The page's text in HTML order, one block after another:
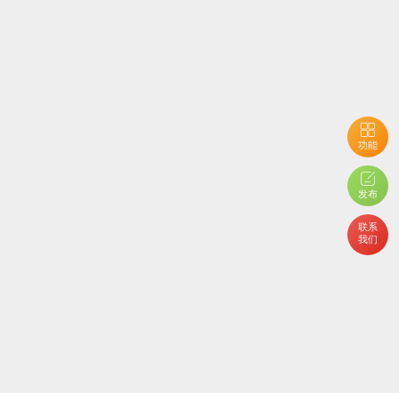
功能
发布
联系
我们